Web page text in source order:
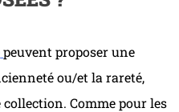
peuvent proposer une
ou/et la rareté,
Comme pour les